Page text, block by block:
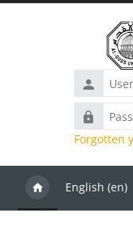
Username
Password
Forgotten
English ‎(en)‎